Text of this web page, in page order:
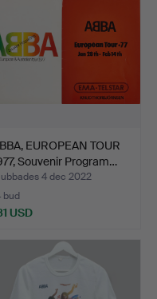
EUROPEAN TOUR
Souvenir Program…
4 dec 2022
bud
USD